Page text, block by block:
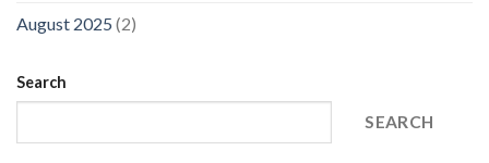
August 2025 (2)
Search
SEARCH